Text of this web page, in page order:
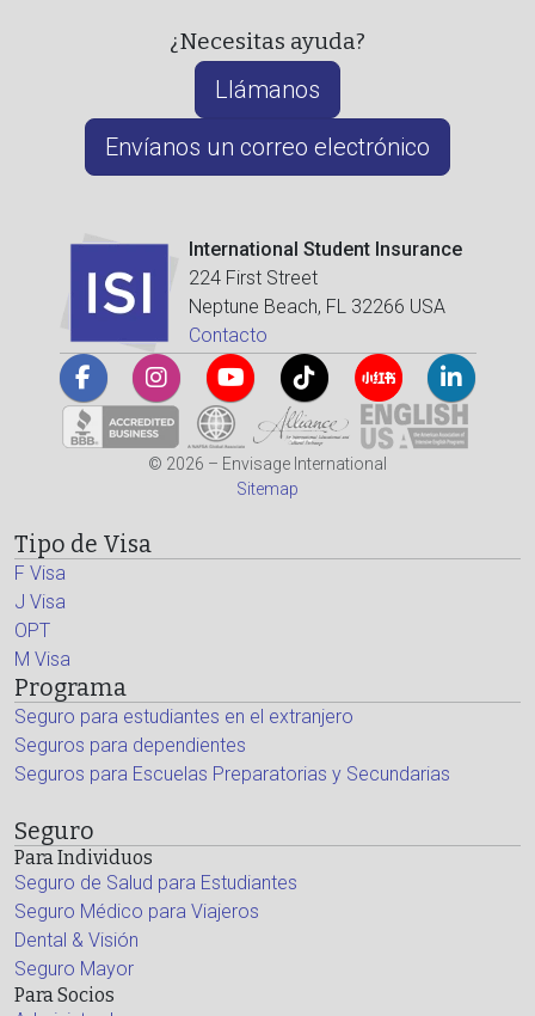
¿Necesitas ayuda?
Llámanos
Envíanos un correo electrónico
International Student Insurance
224 First Street
Neptune Beach, FL 32266 USA
Contacto
© 2026 – Envisage International
Sitemap
Tipo de Visa
F Visa
J Visa
OPT
M Visa
Programa
Seguro para estudiantes en el extranjero
Seguros para dependientes
Seguros para Escuelas Preparatorias y Secundarias
Seguro
Para Individuos
Seguro de Salud para Estudiantes
Seguro Médico para Viajeros
Dental & Visión
Seguro Mayor
Para Socios